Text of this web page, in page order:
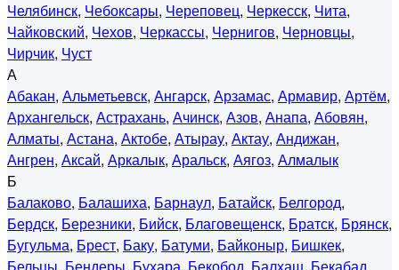
Челябинск, Чебоксары, Череповец, Черкесск, Чита,
Чайковский, Чехов, Черкассы, Чернигов, Черновцы,
Чирчик, Чуст
А
Абакан, Альметьевск, Ангарск, Арзамас, Армавир, Артём,
Архангельск, Астрахань, Ачинск, Азов, Анапа, Абовян,
Алматы, Астана, Актобе, Атырау, Актау, Андижан,
Ангрен, Аксай, Аркалык, Аральск, Аягоз, Алмалык
Б
Балаково, Балашиха, Барнаул, Батайск, Белгород,
Бердск, Березники, Бийск, Благовещенск, Братск, Брянск,
Бугульма, Брест, Баку, Батуми, Байконыр, Бишкек,